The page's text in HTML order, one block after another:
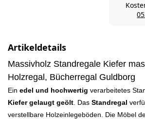
Artikeldetails
Massivholz Standregale Kiefer
Holzregal, Bücherregal Guldborg
Ein edel und hochwertig verarbeitetes
Kiefer gelaugt geölt . Das Standregal
verstellbare Holzeinlegeböden. Die Möbel